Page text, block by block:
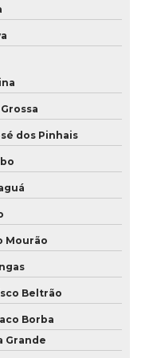
pr
prudente
prudente sp
dos Pinhais
Mourão
Beltrão
Borba
Grande